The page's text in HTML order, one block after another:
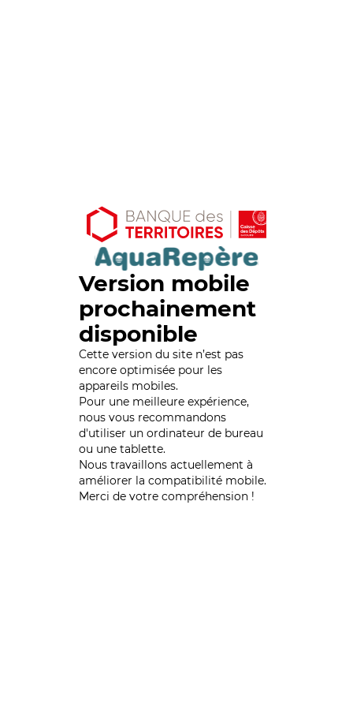
Version mobile
prochainement
disponible
Cette version du site n’est pas
encore optimisée pour les
appareils mobiles.
Pour une meilleure expérience,
nous vous recommandons
d'utiliser un ordinateur de bureau
ou une tablette.
Nous travaillons actuellement à
améliorer la compatibilité mobile.
Merci de votre compréhension !